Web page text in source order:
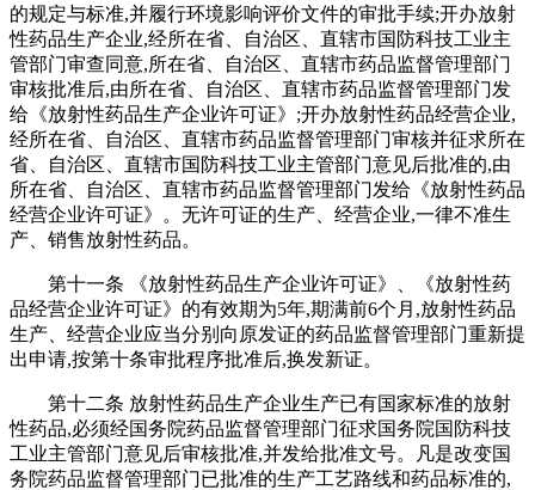
的规定与标准,并履行环境影响评价文件的审批手续;开办放射
性药品生产企业,经所在省、自治区、直辖市国防科技工业主
管部门审查同意,所在省、自治区、直辖市药品监督管理部门
审核批准后,由所在省、自治区、直辖市药品监督管理部门发
给《放射性药品生产企业许可证》;开办放射性药品经营企业,
经所在省、自治区、直辖市药品监督管理部门审核并征求所在
省、自治区、直辖市国防科技工业主管部门意见后批准的,由
所在省、自治区、直辖市药品监督管理部门发给《放射性药品
经营企业许可证》。无许可证的生产、经营企业,一律不准生
产、销售放射性药品。
第十一条 《放射性药品生产企业许可证》、《放射性药
品经营企业许可证》的有效期为5年,期满前6个月,放射性药品
生产、经营企业应当分别向原发证的药品监督管理部门重新提
出申请,按第十条审批程序批准后,换发新证。
第十二条 放射性药品生产企业生产已有国家标准的放射
性药品,必须经国务院药品监督管理部门征求国务院国防科技
工业主管部门意见后审核批准,并发给批准文号。凡是改变国
务院药品监督管理部门已批准的生产工艺路线和药品标准的,